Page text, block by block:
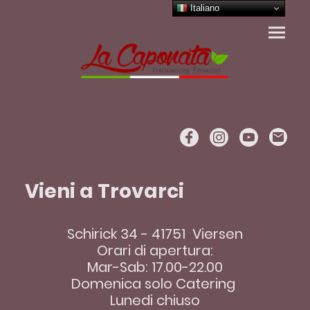
Vieni a Trovarci
Schirick 34 - 41751 Viersen
Orari di apertura:
Mar-Sab: 17.00-22.00
Domenica solo Catering
Lunedi chiuso
Italiano